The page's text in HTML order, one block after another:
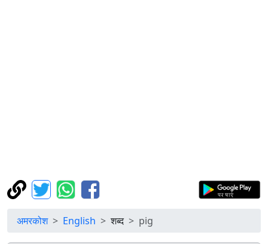
अमरकोश English शब्द pig